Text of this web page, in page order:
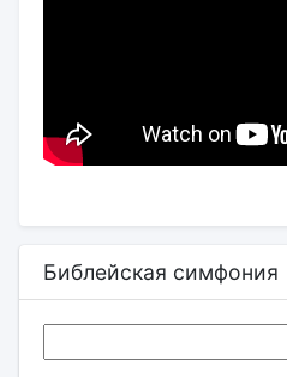
Библейская симфония